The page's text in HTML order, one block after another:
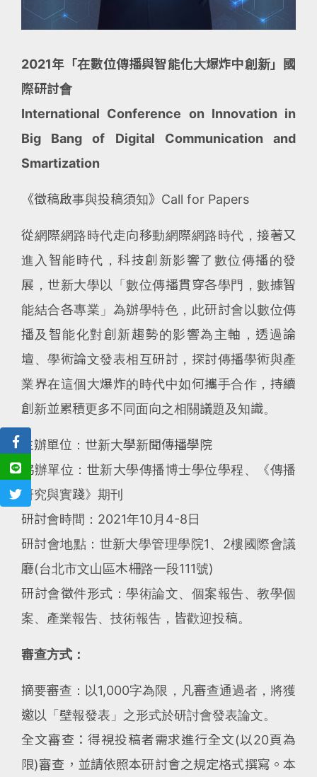
2021年「在數位傳播與智能化大爆炸中創新」國
際研討會
International Conference on Innovation in
Big Bang of Digital Communication and
Smartization
《徵稿啟事與投稿須知》Call for Papers
從網際網路時代走向移動網際網路時代，接著又
進入智能時代，科技創新影響了數位傳播的發
展，世新大學以「數位傳播貫穿各學門，數據智
能結合各專業」為辦學特色，此研討會以數位傳
播及智能化對創新趨勢的影響為主軸，透過論
壇、學術論文發表相互研討，探討傳播學術與產
業界在這個大爆炸的時代中如何攜手合作，持續
創新並累積更多不同面向之相關議題及知識。
主辦單位：世新大學新聞傳播學院
協辦單位：世新大學傳播博士學位學程、《傳播
研究與實踐》期刊
研討會時間：2021年10月4-8日
研討會地點：世新大學管理學院1、2樓國際會議
廳(台北市文山區木柵路一段111號)
研討會徵件形式：學術論文、個案報告、教學個
案、產業報告、技術報告，皆歡迎投稿。
審查方式：
摘要審查：以1,000字為限，凡審查通過者，將獲
邀以「壁報發表」之形式於研討會發表論文。
全文審查：得視投稿者需求進行全文(以20頁為
限)審查，並請依照本研討會之規定格式撰寫。本